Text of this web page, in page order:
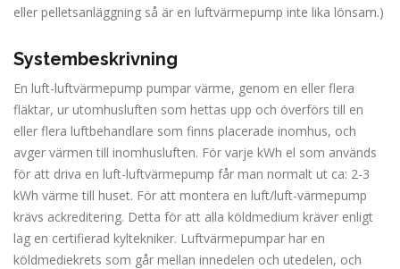
eller pelletsanläggning så är en luftvärmepump inte lika lönsam.)
Systembeskrivning
En luft-luftvärmepump pumpar värme, genom en eller flera
fläktar, ur utomhusluften som hettas upp och överförs till en
eller flera luftbehandlare som finns placerade inomhus, och
avger värmen till inomhusluften. För varje kWh el som används
för att driva en luft-luftvärmepump får man normalt ut ca: 2-3
kWh värme till huset. För att montera en luft/luft-värmepump
krävs ackreditering. Detta för att alla köldmedium kräver enligt
lag en certifierad kyltekniker. Luftvärmepumpar har en
köldmediekrets som går mellan innedelen och utedelen, och